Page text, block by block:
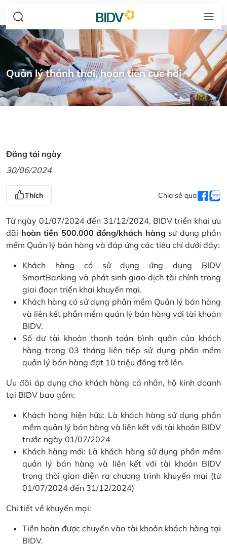
Quản lý thảnh thơi, hoàn tiền cực hời
Đăng tải ngày
30/06/2024
Thích Chia sẻ qua
Từ ngày 01/07/2024 đến 31/12/2024, BIDV triển khai ưu
đãi hoàn tiền 500.000 đồng/khách hàng sử dụng phần
mềm Quản lý bán hàng và đáp ứng các tiêu chí dưới đây:
Khách hàng có sử dụng ứng dụng BIDV
SmartBanking và phát sinh giao dịch tài chính trong
giai đoạn triển khai khuyến mại.
Khách hàng có sử dụng phần mềm Quản lý bán hàng
và liên kết phần mềm quản lý bán hàng với tài khoản
BIDV.
Số dư tài khoản thanh toán bình quân của khách
hàng trong 03 tháng liên tiếp sử dụng phần mềm
quản lý bán hàng đạt 10 triệu đồng trở lên.
Ưu đãi áp dụng cho khách hàng cá nhân, hộ kinh doanh
tại BIDV bao gồm:
Khách hàng hiện hữu: Là khách hàng sử dụng phần
mềm quản lý bán hàng và liên kết với tài khoản BIDV
trước ngày 01/07/2024
Khách hàng mới: Là khách hàng sử dụng phần mềm
quản lý bán hàng và liên kết với tài khoản BIDV
trong thời gian diễn ra chương trình khuyến mại (từ
01/07/2024 đến 31/12/2024)
Chi tiết về khuyến mại:
Tiền hoàn được chuyển vào tài khoản khách hàng tại
BIDV.